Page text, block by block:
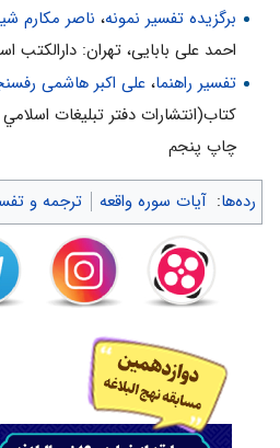
حُطاماً»
3- برخى انسان‌ها، تا محصولشان خار
نخورد، وجدانشان بيدار نمى‌شود.
تفسير نور(10جلدى)، ج‌9، ص: 437
برگزیده تفسیر نمونه، ناصر مکارم
احمد علی بابایی، تهران: دارالکتب
تفسیر راهنما، علی اکبر هاشمی
چاپ پنجم‌
رده‌ها: آیات سوره واقعه ترجمه و